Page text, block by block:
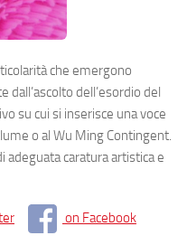
che emergono
dell’esordio del
su cui si inserisce una voce
o al Wu Ming Contingent.
caratura artistica e
on Facebook